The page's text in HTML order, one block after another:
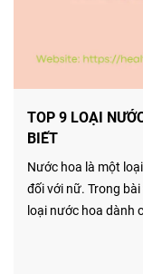
TOP 9 LOẠI
BIẾT
Nước hoa là một
đối với nữ. Trong
loại nước hoa dành